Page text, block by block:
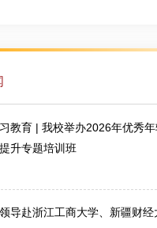
教育 | 我校举办2026年优秀
升专题培训班
导赴浙江工商大学、新疆财